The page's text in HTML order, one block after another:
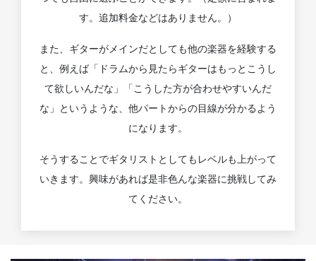
す。追加料金などはありません。）
また、ギターがメインだとしても他の楽器を経験する
と、例えば「ドラムから見たらギターはもっとこうし
て欲しいんだな」「こうした方が合わせやすいんだ
な」というような、他パートからの目線が分かるよう
になります。
そうすることでギタリストとしてもレベルも上がって
いきます。興味があれば是非色んな楽器に挑戦してみ
てください。